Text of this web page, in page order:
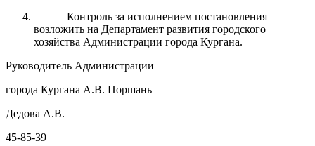
Контроль за исполнением постановления
возложить на Департамент развития городского
хозяйства Администрации города Кургана.
Руководитель Администрации
города Кургана А.В. Поршань
Дедова А.В.
45-85-39